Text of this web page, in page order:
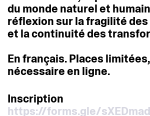
du monde naturelet
réflexionsurlafragilitédes
et lacontinuitédes
Enfrançais.Places limitées,
nécessaireen ligne.
Inscription
https://forms.gle/